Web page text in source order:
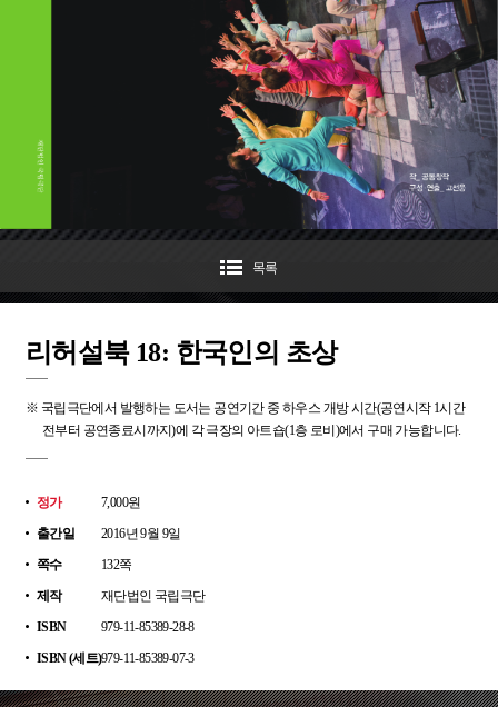
목록
리허설북 18: 한국인의 초상
※ 국립극단에서 발행하는 도서는 공연기간 중 하우스 개방 시간(공연시작 1시간
전부터 공연종료시까지)에 각 극장의 아트숍(1층 로비)에서 구매 가능합니다.
정가
7,000원
출간일
2016년 9월 9일
쪽수
132쪽
제작
재단법인 국립극단
ISBN
979-11-85389-28-8
ISBN (세트)979-11-85389-07-3